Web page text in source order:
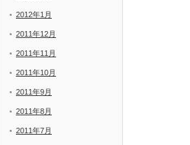
2012年1月
2011年12月
2011年11月
2011年10月
2011年9月
2011年8月
2011年7月